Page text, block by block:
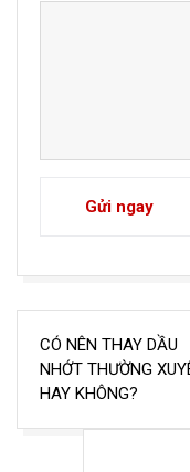
Gửi ngay
Điều
hướng
bài
viết
CÓ NÊN THAY DẦU
NHỚT THƯỜNG
HAY KHÔNG?